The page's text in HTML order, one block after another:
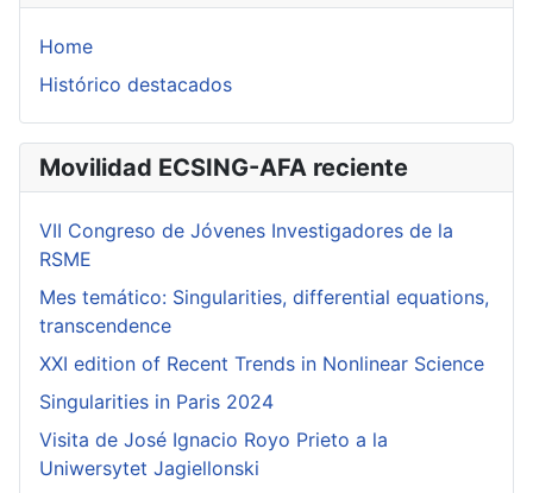
Home
Histórico destacados
Movilidad ECSING-AFA reciente
VII Congreso de Jóvenes Investigadores de la
RSME
Mes temático: Singularities, differential equations,
transcendence
XXI edition of Recent Trends in Nonlinear Science
Singularities in Paris 2024
Visita de José Ignacio Royo Prieto a la
Uniwersytet Jagiellonski